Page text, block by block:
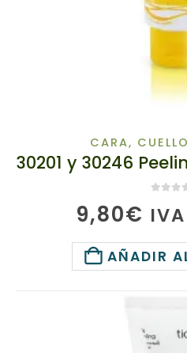
CARA,
9,80€
AÑADIR